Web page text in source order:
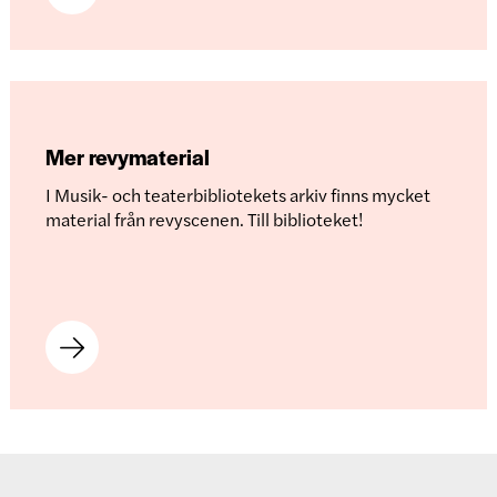
Mer revymaterial
I Musik- och teaterbibliotekets arkiv finns mycket
material från revyscenen. Till biblioteket!